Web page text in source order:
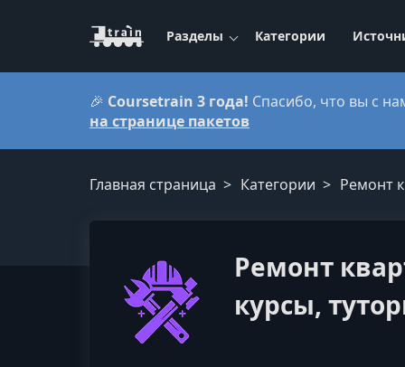
Разделы Категории
🎉 Coursetrain 3 года! Спасибо, что вы с
на странице пакетов
Главная страница Категории Ремонт
Ремонт
курсы,